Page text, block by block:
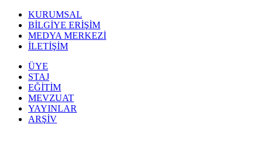
KURUMSAL
BİLGİYE ERİŞİM
MEDYA MERKEZİ
İLETİŞİM
ÜYE
STAJ
EĞİTİM
MEVZUAT
YAYINLAR
ARŞİV